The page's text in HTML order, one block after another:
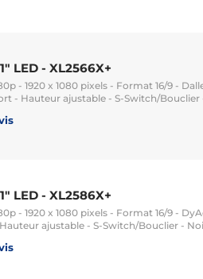
LED - XL2566X+
- 1920 x 1080 pixels - Format 16/9 -
- Hauteur ajustable - S-Switch/Bouclier
LED - XL2586X+
- 1920 x 1080 pixels - Format 16/9 -
ajustable - S-Switch/Bouclier -